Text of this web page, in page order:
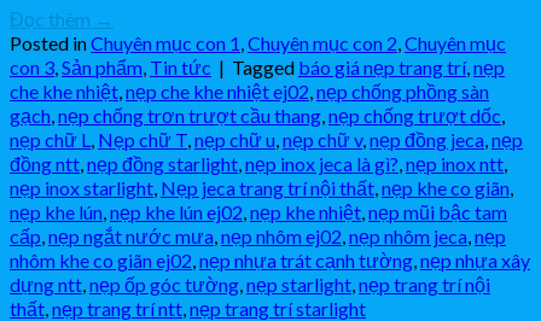
Đọc thêm →
Posted inChuyên mục con 1 Chuyên mục con 2 Chuyên mục
con 3 Sản phẩm Tin tức | Tagged báo giá nẹp trang trí, nẹp
che khe nhiệt nẹp che khe nhiệt ej02 nẹp chống phồng sàn
gạch nẹp chống trơn trượt cầu thang nẹp chống trượt dốc
nẹp chữ L Nẹp chữ T nẹp chữ u nẹp chữ v, nẹp đồng jeca nẹp
đồng ntt nẹp đồng starlight nẹp inox jeca là gì? nẹp inox ntt
nẹp inox starlight Nẹp jeca trang trí nội thất nẹp khe co giãn
nẹp khe lún nẹp khe lún ej02 nẹp khe nhiệt nẹp mũi bậc tam
cấp nẹp ngắt nước mưa nẹp nhôm ej02 nẹp nhôm jeca nẹp
nhôm khe co giãn ej02 nẹp nhựa trát cạnh tường nẹp nhựa xây
dựng ntt nẹp ốp góc tường nẹp starlight nẹp trang trí nội
thất nẹp trang trí ntt nẹp trang trí starlight